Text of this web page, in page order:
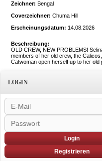
Zeichner: Bengal
Coverzeichner: Chuma Hill
Erscheinungsdatum: 14.08.2026
Beschreibung:
OLD CREW, NEW PROBLEMS!
members of her old crew, the
Catwoman open herself up to her
LOGIN
Login
Registrieren